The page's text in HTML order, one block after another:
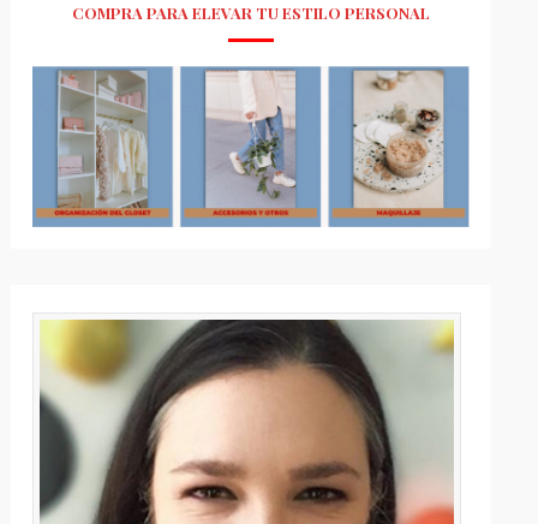
COMPRA PARA ELEVAR TU ESTILO PERSONAL